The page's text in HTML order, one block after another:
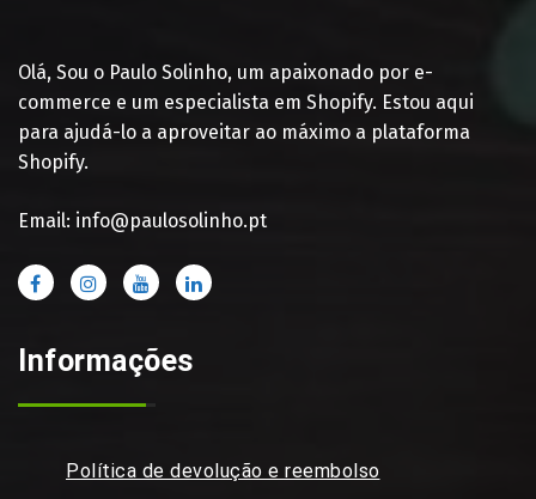
Olá, Sou o Paulo Solinho, um apaixonado por e-
commerce e um especialista em Shopify. Estou aqui
para ajudá-lo a aproveitar ao máximo a plataforma
Shopify.
Email: info@paulosolinho.pt
Informações
Política de devolução e reembolso